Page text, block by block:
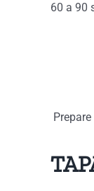
60 a 90